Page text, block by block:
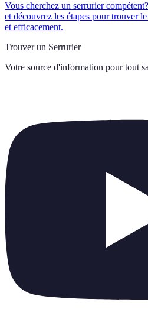
Vous cherchez un serrurier
et découvrez les étapes pour trouver
et efficacement.
Trouver un Serrurier
Votre source d'information pour tout